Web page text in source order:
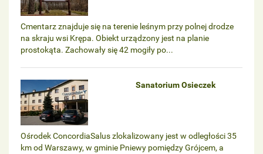
Cmentarz znajduje się na terenie leśnym przy polnej drodze
na skraju wsi Krępa. Obiekt urządzony jest na planie
prostokąta. Zachowały się 42 mogiły po...
Sanatorium Osieczek
Ośrodek ConcordiaSalus zlokalizowany jest w odległości 35
km od Warszawy, w gminie Pniewy pomiędzy Grójcem, a